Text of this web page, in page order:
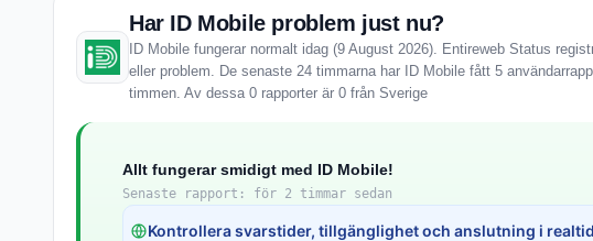
Har ID Mobile problem just nu?
ID Mobile fungerar normalt idag (9 August 2026). Entireweb Status
eller problem. De senaste 24 timmarna har ID Mobile fått 5
timmen. Av dessa 0 rapporter är 0 från Sverige
Allt fungerar smidigt med ID Mobile!
Senaste rapport: för 2 timmar sedan
Kontrollera svarstider, tillgänglighet och anslutning i